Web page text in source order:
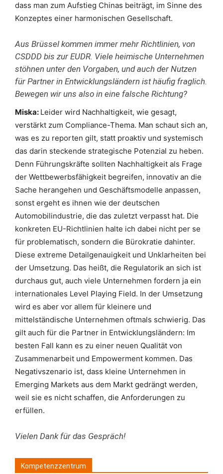
dass man zum Aufstieg Chinas beiträgt, im Sinne des
Konzeptes einer harmonischen Gesellschaft.
Aus Brüssel kommen immer mehr Richtlinien, von
CSDDD bis zur EUDR. Viele heimische Unternehmen
stöhnen unter den Vorgaben, und auch der Nutzen
für Partner in Entwicklungsländern ist häufig fraglich.
Bewegen wir uns also in eine falsche Richtung?
Miska: Leider wird Nachhaltigkeit, wie gesagt,
verstärkt zum Compliance-Thema. Man schaut sich an,
was es zu reporten gilt, statt proaktiv und systemisch
das darin steckende strategische Potenzial zu heben.
Denn Führungskräfte sollten Nachhaltigkeit als Frage
der Wettbewerbsfähigkeit begreifen, innovativ an die
Sache herangehen und Geschäftsmodelle anpassen,
sonst ergeht es ihnen wie der deutschen
Automobilindustrie, die das zuletzt verpasst hat. Die
konkreten EU-Richtlinien halte ich dabei nicht per se
für problematisch, sondern die Bürokratie dahinter.
Diese extreme Detailgenauigkeit und Unklarheiten bei
der Umsetzung. Das heißt, die Regulatorik an sich ist
durchaus gut, auch viele Unternehmen fordern ja ein
internationales Level Playing Field. In der Umsetzung
wird es aber vor allem für kleinere und
mittelständische Unternehmen oftmals schwierig. Das
gilt auch für die Partner in Entwicklungsländern: Im
besten Fall kann es zu einer neuen Qualität von
Zusammenarbeit und Empowerment kommen. Das
Negativszenario ist, dass kleine Unternehmen in
Emerging Markets aus dem Markt gedrängt werden,
weil sie es nicht schaffen, die Anforderungen zu
erfüllen.
Vielen Dank für das Gespräch!
Kompetenzzentrum